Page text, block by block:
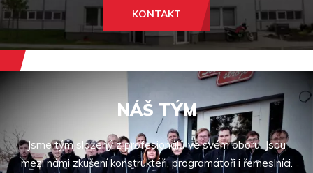
KONTAKT
NÁŠ TÝM
Jsme tým složený z profesionálů ve svém oboru. Jsou
mezi námi zkušení konstruktéři, programátoři i řemeslníci.